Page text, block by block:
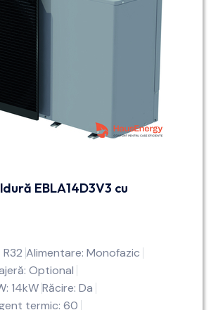
EBLA14D3V3 cu
Alimentare: Monofazic
Optional
14kW Răcire: Da
termic: 60